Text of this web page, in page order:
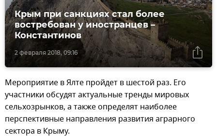
2 февраля 2018, 09:16
Крым при санкциях стал более
востребован у иностранцев –
Константинов
Мероприятие в Ялте пройдет в шестой раз. Его
участники обсудят актуальные тренды мировых
сельхозрынков, а также определят наиболее
перспективные направления развития аграрного
сектора в Крыму.